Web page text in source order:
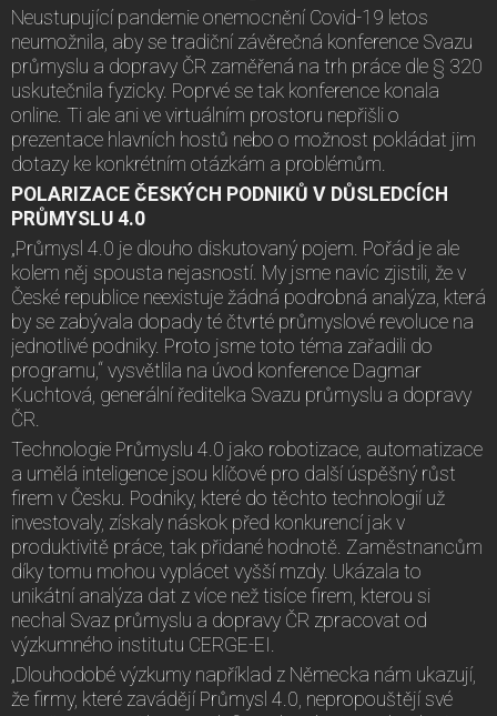
Neustupující pandemie onemocnění Covid-19 letos
neumožnila, aby se tradiční závěrečná konference Svazu
průmyslu a dopravy ČR zaměřená na trh práce dle § 320
uskutečnila fyzicky. Poprvé se tak konference konala
online. Ti ale ani ve virtuálním prostoru nepřišli o
prezentace hlavních hostů nebo o možnost pokládat jim
dotazy ke konkrétním otázkám a problémům.
POLARIZACE ČESKÝCH PODNIKŮ V DŮSLEDCÍCH
PRŮMYSLU 4.0
„Průmysl 4.0 je dlouho diskutovaný pojem. Pořád je ale
kolem něj spousta nejasností. My jsme navíc zjistili, že v
České republice neexistuje žádná podrobná analýza, která
by se zabývala dopady té čtvrté průmyslové revoluce na
jednotlivé podniky. Proto jsme toto téma zařadili do
programu,“ vysvětlila na úvod konference Dagmar
Kuchtová, generální ředitelka Svazu průmyslu a dopravy
ČR.
Technologie Průmyslu 4.0 jako robotizace, automatizace
a umělá inteligence jsou klíčové pro další úspěšný růst
firem v Česku. Podniky, které do těchto technologií už
investovaly, získaly náskok před konkurencí jak v
produktivitě práce, tak přidané hodnotě. Zaměstnancům
díky tomu mohou vyplácet vyšší mzdy. Ukázala to
unikátní analýza dat z více než tisíce firem, kterou si
nechal Svaz průmyslu a dopravy ČR zpracovat od
výzkumného institutu CERGE-EI.
„Dlouhodobé výzkumy například z Německa nám ukazují,
že firmy, které zavádějí Průmysl 4.0, nepropouštějí své